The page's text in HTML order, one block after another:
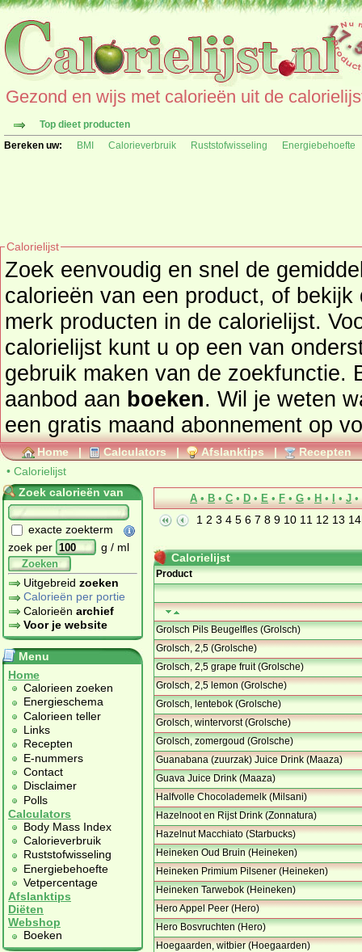
Gezond en wijs met calorieën uit de
Top dieet producten
Bereken uw:
BMI Calorieverbruik Ruststofwisseling Energiebehoefte
Calorielijst
Zoek eenvoudig en snel de
calorieën van een product, of
merk producten in de calorielijst.
calorielijst kunt u op een van
gebruik maken van de zoekfunctie.
aanbod aan boeken. Wil je weten
een gratis maand abonnement op
Home | Calculators | Afslanktips | Recepten
• Calorielijst
Zoek calorieën van
exacte zoekterm
zoek per
g / ml
Zoeken
Uitgebreid zoeken
Calorieën per portie
Calorieën archief
Voor je website
Menu
Home
Calorieen zoeken
Energieschema
Calorieen teller
Links
Recepten
E-nummers
Contact
Disclaimer
Polls
Calculators
Body Mass Index
Calorieverbruik
Ruststofwisseling
Energiebehoefte
Vetpercentage
Afslanktips
Diëten
Webshop
Boeken
A • B • C • D • E • F • G • H • • J •
1 2 3 4 5 6 7 8 9 10 11 12 13 14
Calorielijst
Product
Grolsch Pils Beugelfles (Grolsch)
Grolsch, 2,5 (Grolsche)
Grolsch, 2,5 grape fruit (Grolsche)
Grolsch, 2,5 lemon (Grolsche)
Grolsch, lentebok (Grolsche)
Grolsch, wintervorst (Grolsche)
Grolsch, zomergoud (Grolsche)
Guanabana (zuurzak) Juice Drink (Maaza)
Guava Juice Drink (Maaza)
Halfvolle Chocolademelk (Milsani)
Hazelnoot en Rijst Drink (Zonnatura)
Hazelnut Macchiato (Starbucks)
Heineken Oud Bruin (Heineken)
Heineken Primium Pilsener (Heineken)
Heineken Tarwebok (Heineken)
Hero Appel Peer (Hero)
Hero Bosvruchten (Hero)
Hoegaarden, witbier (Hoegaarden)